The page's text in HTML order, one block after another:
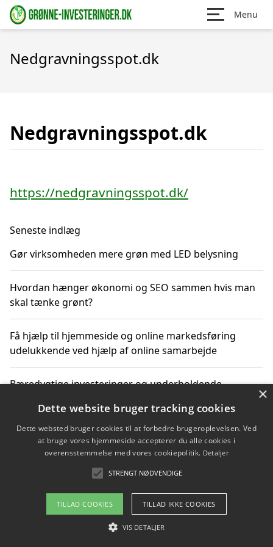
Menu
Nedgravningsspot.dk
Nedgravningsspot.dk
https://nedgravningsspot.dk/
Seneste indlæg
Gør virksomheden mere grøn med LED belysning
Hvordan hænger økonomi og SEO sammen hvis man
skal tænke grønt?
Få hjælp til hjemmeside og online markedsføring
udelukkende ved hjælp af online samarbejde
Bæredygtige investeringer og underholdende
Sådan kan online møder for virksomheder fremme
grønne investeringer
Copyright 2026 - Pilanto Aps
Om / kontakt
×
Dette website bruger tracking cookies
Dette websted bruger cookies til at forbedre brugeroplevelsen. Ved
at bruge vores hjemmeside accepterer du alle cookies i
overensstemmelse med vores cookiepolitik. Detaljer
STRENGT NØDVENDIGE
TILLAD COOKIES TILLAD IKKE COOKIES
VIS DETALJER